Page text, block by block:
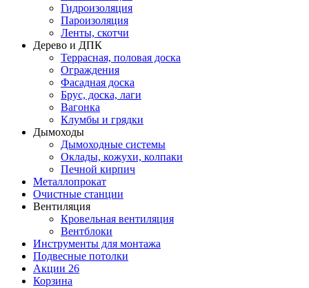
Гидроизоляция
Пароизоляция
Ленты, скотчи
Дерево и ДПК
Террасная, половая доска
Ограждения
Фасадная доска
Брус, доска, лаги
Вагонка
Клумбы и грядки
Дымоходы
Дымоходные системы
Оклады, кожухи, колпаки
Печной кирпич
Металлопрокат
Очистные станции
Вентиляция
Кровельная вентиляция
Вентблоки
Инструменты для монтажа
Подвесные потолки
Акции 26
Корзина